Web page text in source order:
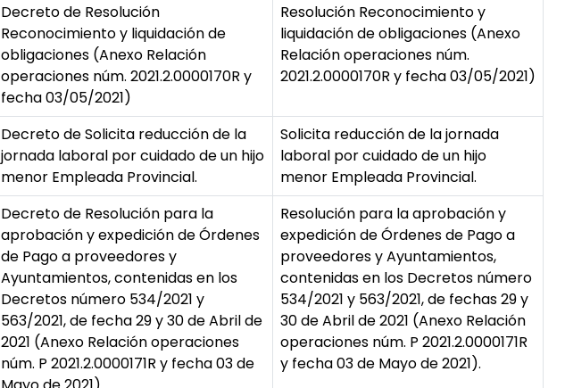
Decreto de Resolución
Reconocimiento y liquidación de
obligaciones (Anexo Relación
operaciones núm. 2021.2.0000170R y
fecha 03/05/2021)
Resolución Reconocimiento y
liquidación de obligaciones (Anexo
Relación operaciones núm.
2021.2.0000170R y fecha 03/05/2021)
Decreto de Solicita reducción de la
jornada laboral por cuidado de un hijo
menor Empleada Provincial.
Solicita reducción de la jornada
laboral por cuidado de un hijo
menor Empleada Provincial.
Decreto de Resolución para la
aprobación y expedición de Órdenes
de Pago a proveedores y
Ayuntamientos, contenidas en los
Decretos número 534/2021 y
563/2021, de fecha 29 y 30 de Abril de
2021 (Anexo Relación operaciones
núm. P 2021.2.0000171R y fecha 03 de
Resolución para la aprobación y
expedición de Órdenes de Pago a
proveedores y Ayuntamientos,
contenidas en los Decretos número
534/2021 y 563/2021, de fechas 29 y
30 de Abril de 2021 (Anexo Relación
operaciones núm. P 2021.2.0000171R
y fecha 03 de Mayo de 2021).